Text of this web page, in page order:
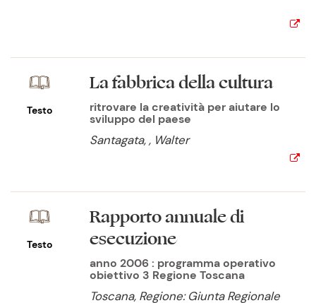
Testo
La fabbrica della cultura
ritrovare la creatività per aiutare lo
sviluppo del paese
Santagata, , Walter
Testo
Rapporto annuale di
esecuzione
anno 2006 : programma operativo
obiettivo 3 Regione Toscana
Toscana, Regione: Giunta Regionale